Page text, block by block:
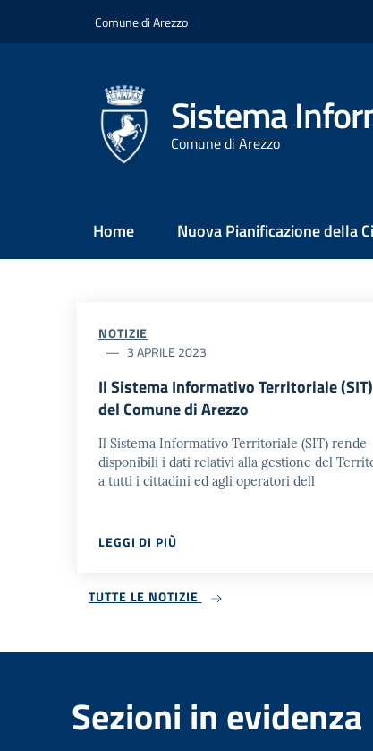
Comune di Arezzo
Sistema
Comune di Arezzo
Main
Menu
Home Nuova Pianificazione della
NOTIZIE
3 APRILE 2023
Il Sistema Informativo Territoriale (SIT)
del Comune di Arezzo
Il Sistema Informativo Territoriale (SIT) rende
disponibili i dati relativi alla gestione del
a tutti i cittadini ed agli operatori dell
LEGGI DI PIÙ
TUTTE LE NOTIZIE
Sezioni in evidenza